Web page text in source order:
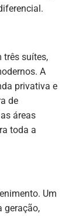
três suítes,
A
privativa e
de
áreas
toda a
Um
geração,